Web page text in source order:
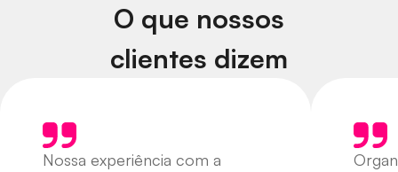
O que nossos
clientes dizem
Nossa experiência com a